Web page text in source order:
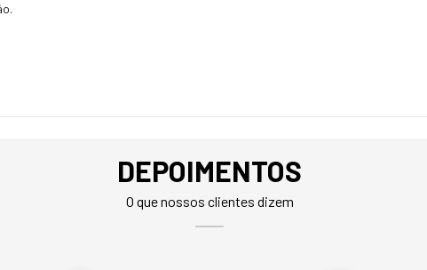
DEPOIMENTOS
O que nossos clientes dizem